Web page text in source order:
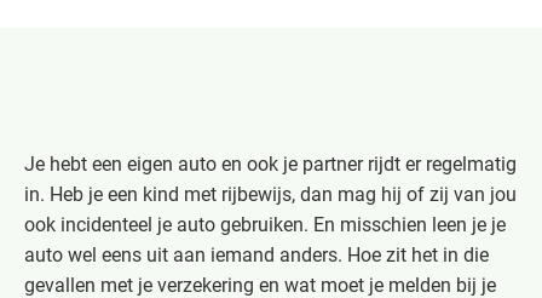
Je hebt een eigen auto en ook je partner rijdt er regelmatig
in. Heb je een kind met rijbewijs, dan mag hij of zij van jou
ook incidenteel je auto gebruiken. En misschien leen je je
auto wel eens uit aan iemand anders. Hoe zit het in die
gevallen met je verzekering en wat moet je melden bij je